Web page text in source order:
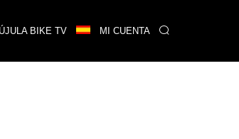
BIKE TV MI CUENTA